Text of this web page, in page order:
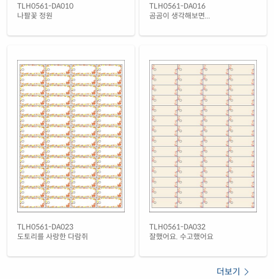
TLH0561-DA010
나팔꽃 정원
TLH0561-DA016
곰곰이 생각해보면...
TLH0561-DA023
도토리를 사랑한 다람쥐
TLH0561-DA032
잘했어요. 수고했어요
더보기